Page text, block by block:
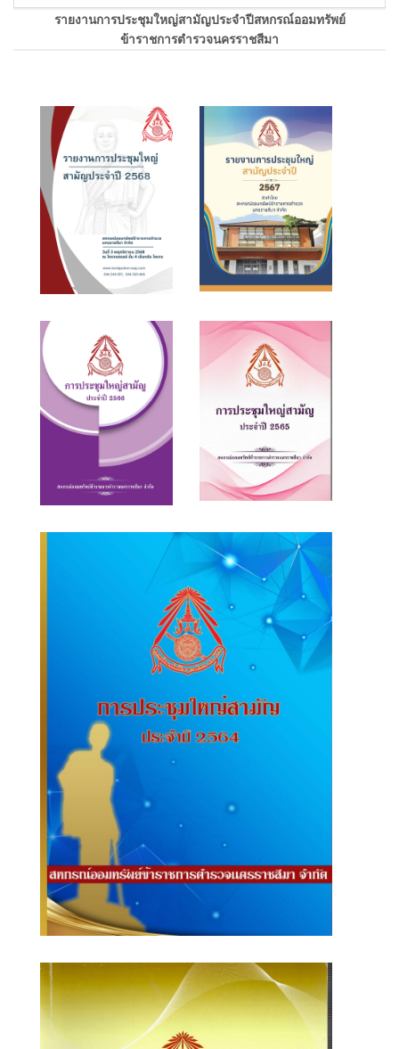
รายงานการประชุมใหญ่สามัญประจำปีสหกรณ์ออมทรัพย์
ข้าราชการตำรวจนครราชสีมา